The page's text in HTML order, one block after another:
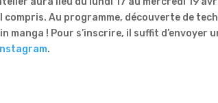
compris. Au programme, découverte de
! Pour s’inscrire, il suffit d’envoyer
Instagram.